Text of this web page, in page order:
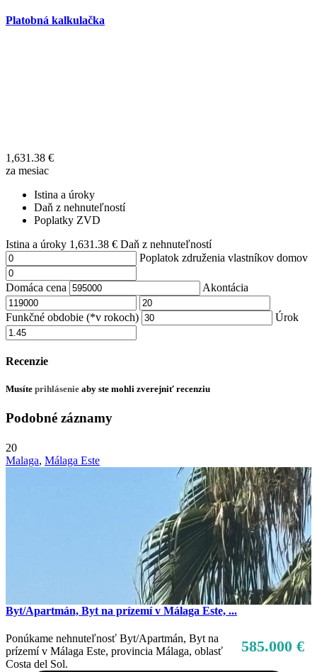
Platobná kalkulačka
1,631.38 €
za mesiac
Istina a úroky
Daň z nehnuteľností
Poplatky ZVD
Istina a úroky 1,631.38 € Daň z nehnuteľností
Poplatok združenia vlastníkov domov
Domáca cena Akontácia
Funkčné obdobie (*v rokoch) Úrok
Recenzie
Musíte prihlásenie aby ste mohli zverejniť recenziu
Podobné záznamy
20
Malaga, Málaga Este
Byt/Apartmán, Byt na prízemí v Málaga Este, ...
585.000 €
Ponúkame nehnuteľnosť Byt/Apartmán, Byt na
prízemí v Málaga Este, provincia Málaga, oblasť
Costa del Sol.